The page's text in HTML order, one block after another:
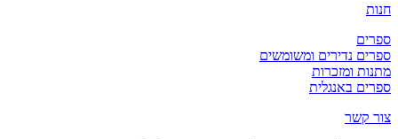
חנות
ספרים
ספרים נדירים ומשומשים
מתנות ומזכרות
ספרים באנגלית
צור קשר